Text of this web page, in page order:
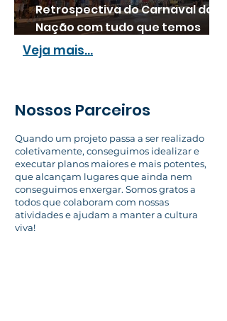
Retrospectiva do Carnaval da
Nação com tudo que temos
direito!
Veja mais...
Nossos Parceiros
Quando um projeto passa a ser realizado
coletivamente, conseguimos idealizar e
executar planos maiores e mais potentes,
que alcançam lugares que ainda nem
conseguimos enxergar. Somos gratos a
todos que colaboram com nossas
atividades e ajudam a manter a cultura
viva!